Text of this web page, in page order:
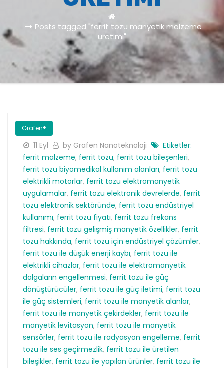
Posts tagged "ferrit tozu manyetik malzeme
üretimi"
Grafen®
11 Eyl by Grafen Nanoteknoloji
Etiketler:
ferrit malzeme, ferrit tozu, ferrit tozu bileşenleri,
ferrit tozu biyomedikal kullanım alanları, ferrit tozu
elektrikli motorlar, ferrit tozu elektromanyetik
uygulamalar, ferrit tozu elektronik devrelerde, ferrit
tozu elektronik sektöründe, ferrit tozu endüstriyel
kullanımı, ferrit tozu fiyatı, ferrit tozu frekans
filtresi, ferrit tozu gelişmiş manyetik özellikler, ferrit
tozu hakkında, ferrit tozu için endüstriyel çözümler,
ferrit tozu ile düşük enerji kaybı, ferrit tozu ile
elektrikli cihazlar, ferrit tozu ile elektromanyetik
dalgaların engellenmesi, ferrit tozu ile güç
dönüştürücüler, ferrit tozu ile güç iletimi, ferrit tozu
ile güç sistemleri, ferrit tozu ile manyetik alanlar,
ferrit tozu ile manyetik çekirdekler, ferrit tozu ile
manyetik levitasyon, ferrit tozu ile manyetik
sensörler, ferrit tozu ile radyasyon engelleme, ferrit
tozu ile ses geçirmezlik, ferrit tozu ile üretilen
bileşikler, ferrit tozu ile yapılan ürünler, ferrit tozu ile